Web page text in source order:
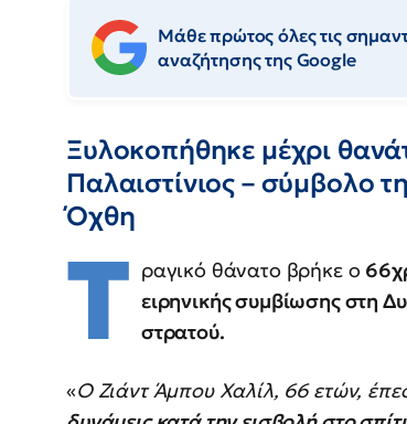
Μάθε πρώτος όλες τις
αναζήτησης της Google
Ξυλοκοπήθηκε μέχρι
Παλαιστίνιος – σύμβολο
Όχθη
Τ ραγικό θάνατο βρήκε ο
ειρηνικής συμβίωσης στη
στρατού.
«Ο Ζιάντ Άμπου Χαλίλ, 66 ετών,